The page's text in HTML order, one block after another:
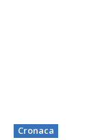
Cronaca